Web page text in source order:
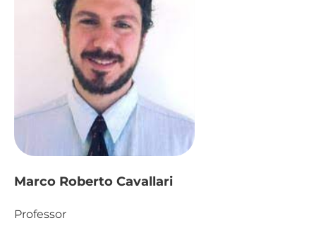
Marco Roberto Cavallari
Professor